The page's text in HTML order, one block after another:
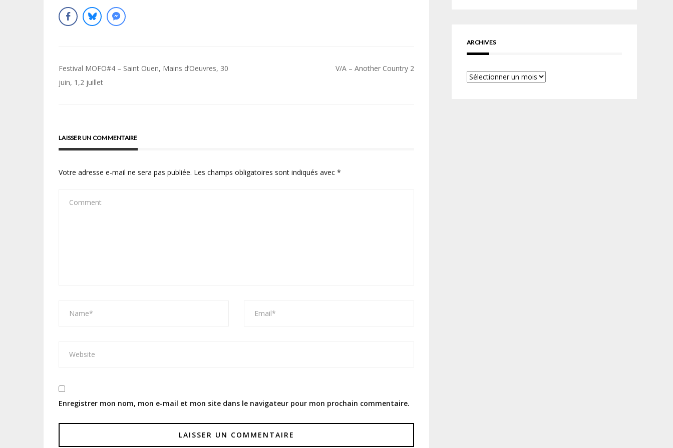
Navigation
de
Festival MOFO#4 – Saint Ouen, Mains d’Oeuvres, 30
juin, 1,2 juillet
V/A – Another Country 2
LAISSER UN COMMENTAIRE
Votre adresse e-mail ne sera pas publiée. Les champs obligatoires sont indiqués avec *
Enregistrer mon nom, mon e-mail et mon site dans le navigateur pour mon prochain commentaire.
ARCHIVES
Archives